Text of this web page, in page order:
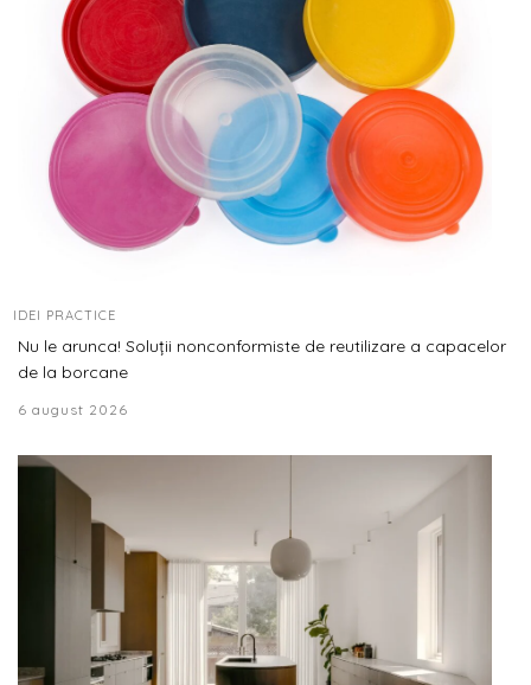
IDEI PRACTICE
Nu le arunca! Soluții nonconformiste de reutilizare a capacelor
de la borcane
6 august 2026